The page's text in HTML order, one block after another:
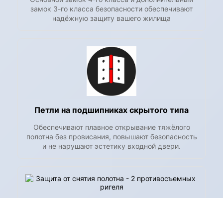
замок 3-го класса безопасности обеспечивают
надёжную защиту вашего жилища
Петли на подшипниках скрытого типа
Обеспечивают плавное открывание тяжёлого
полотна без провисания, повышают безопасность
и не нарушают эстетику входной двери.